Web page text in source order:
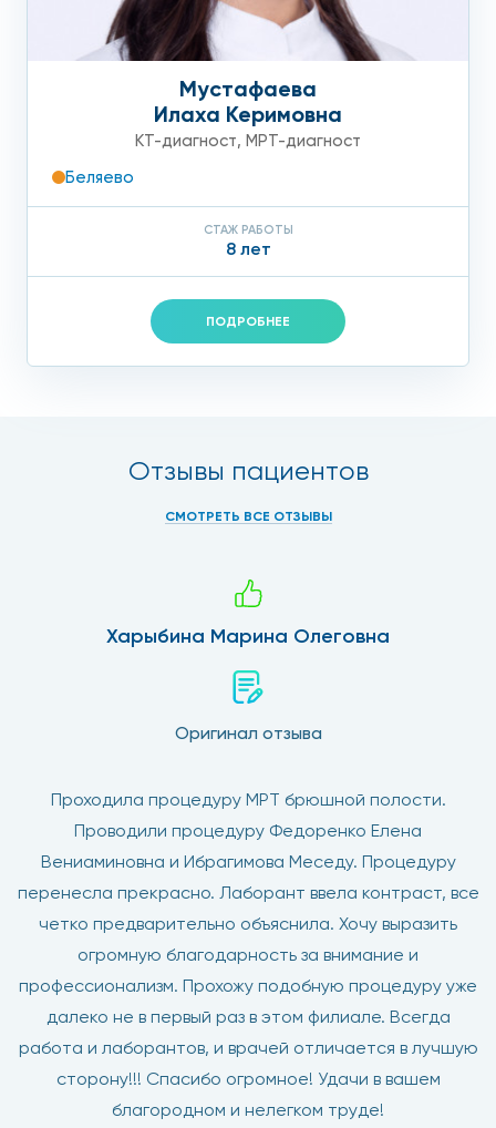
Мустафаева
Илаха Керимовна
КТ-диагност, МРТ-диагност
Беляево
СТАЖ РАБОТЫ
8 лет
ПОДРОБНЕЕ
Отзывы пациентов
СМОТРЕТЬ ВСЕ ОТЗЫВЫ
Харыбина Марина Олеговна
Оригинал отзыва
Проходила процедуру МРТ брюшной полости.
Проводили процедуру Федоренко Елена
Вениаминовна и Ибрагимова Меседу. Процедуру
перенесла прекрасно. Лаборант ввела контраст, все
четко предварительно объяснила. Хочу выразить
огромную благодарность за внимание и
профессионализм. Прохожу подобную процедуру уже
далеко не в первый раз в этом филиале. Всегда
работа и лаборантов, и врачей отличается в лучшую
сторону!!! Спасибо огромное! Удачи в вашем
благородном и нелегком труде!